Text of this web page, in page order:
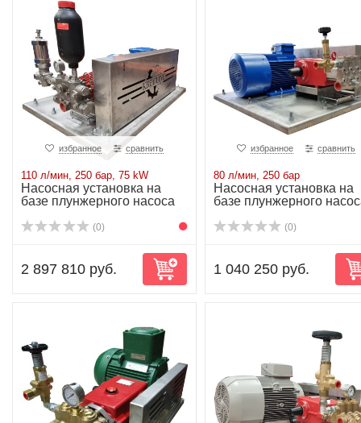
избранное сравнить
110 л/мин, 250 бар, 75 kW
Насосная установка на
базе плунжерного насоса
(0)
2 897 810 руб.
избранное сравнить
80 л/мин, 250 бар
Насосная установка на
базе плунжерного
(0)
1 040 250 руб.